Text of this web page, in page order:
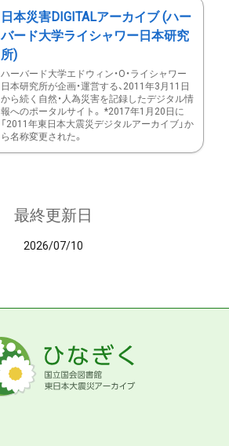
日本災害DIGITALアーカイブ (ハー
バード大学ライシャワー日本研究
所)
ハーバード大学エドウィン・O・ライシャワー
日本研究所が企画・運営する、2011年3月11日
から続く自然・人為災害を記録したデジタル情
報へのポータルサイト。 *2017年1月20日に
「2011年東日本大震災デジタルアーカイブ」か
ら名称変更された。
最終更新日
2026/07/10